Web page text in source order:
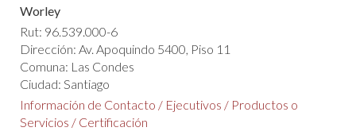
Worley
Rut: 96.539.000-6
Dirección: Av. Apoquindo 5400, Piso 11
Comuna: Las Condes
Ciudad: Santiago
Información de Contacto / Ejecutivos / Productos o
Servicios / Certificación